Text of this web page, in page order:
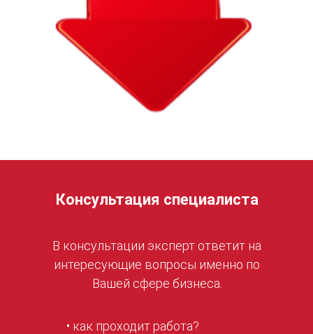
Консультация специалиста
В консультации эксперт ответит на
интересующие вопросы именно по
Вашей сфере бизнеса.
• как проходит работа?